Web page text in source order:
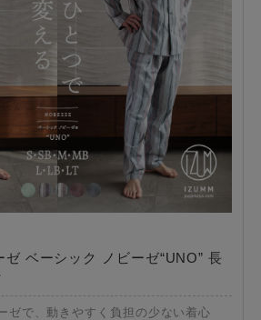
ゼ ベーシック ノビーゼ“UNO” 長
ゼで、動きやすく負担の少ない着心